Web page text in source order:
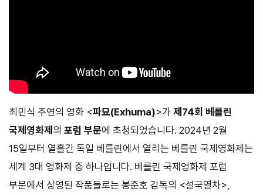
최민식 주연의 영화 <파묘(Exhuma)>가 제74회 베를린
국제영화제 의 포럼 부문에 초청되었습니다. 2024년 2월
15일부터 열흘간 독일 베를린에서 열리는 베를린 국제영화제는
세계 3대 영화제 중 하나입니다. 베를린 국제영화제 포럼
부문에서 상영된 작품들로는 봉준호 감독의 <설국열차>,